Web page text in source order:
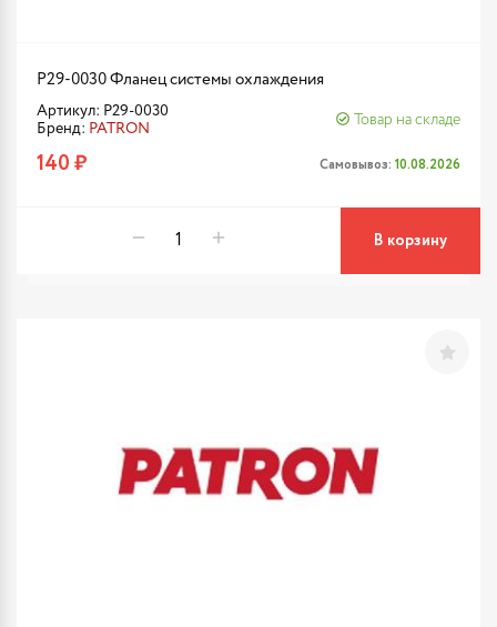
P29-0030 Фланец системы охлаждения
Артикул: P29-0030
Бренд: PATRON
Товар на складе
140 ₽ Самовывоз: 10.08.2026
В корзину